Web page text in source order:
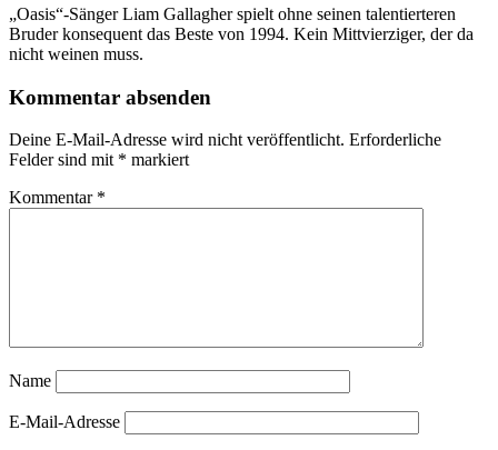
„Oasis“-Sänger Liam Gallagher spielt ohne seinen talentierteren
Bruder konsequent das Beste von 1994. Kein Mittvierziger, der da
nicht weinen muss.
Kommentar absenden
Deine E-Mail-Adresse wird nicht veröffentlicht. Erforderliche
Felder sind mit * markiert
Kommentar *
Name
E-Mail-Adresse